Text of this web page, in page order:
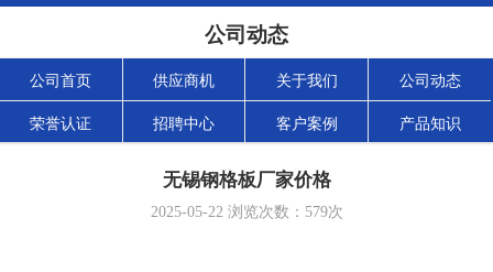
公司动态
公司首页 供应商机 关于我们 公司动态
荣誉认证 招聘中心 客户案例 产品知识
无锡钢格板厂家价格
2025-05-22浏览次数： 579次